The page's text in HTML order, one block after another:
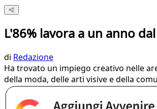
L'86% lavora a un anno
di Redazione
Ha trovato un impiego creativo nelle
della moda, delle arti visive e della